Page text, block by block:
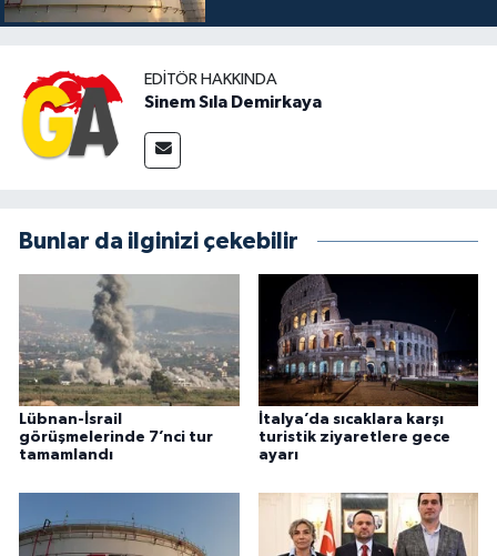
EDITÖR HAKKINDA
Sinem Sıla Demirkaya
Bunlar da ilginizi çekebilir
Lübnan-İsrail
görüşmelerinde 7’nci tur
tamamlandı
İtalya’da sıcaklara karşı
turistik ziyaretlere gece
ayarı